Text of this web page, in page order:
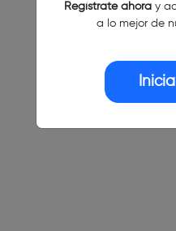
Regístrate ahoray
a lo mejor de